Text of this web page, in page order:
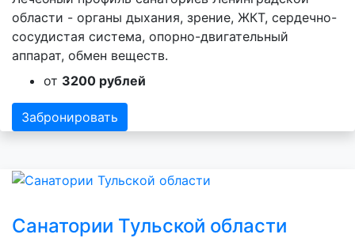
области - органы дыхания, зрение, ЖКТ, сердечно-
сосудистая система, опорно-двигательный
аппарат, обмен веществ.
от 3200 рублей
Забронировать
Санатории Тульской области